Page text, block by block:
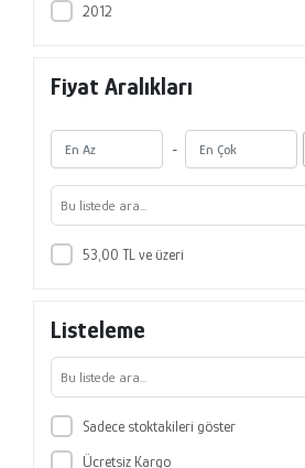
2012
Fiyat Aralıkları
-
53,00 TL ve üzeri
Listeleme
Sadece stoktakileri göster
Ücretsiz Kargo